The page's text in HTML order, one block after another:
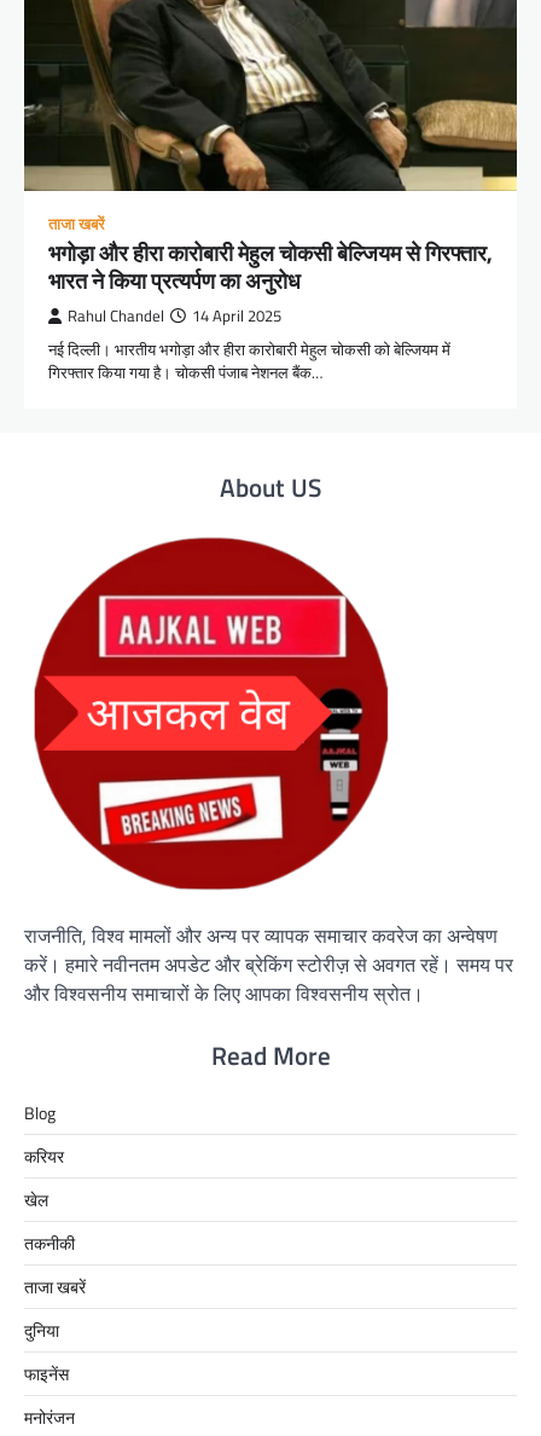
ताजा खबरें
भगोड़ा और हीरा कारोबारी मेहुल चोकसी बेल्जियम से गिरफ्तार,
भारत ने किया प्रत्यर्पण का अनुरोध
Rahul Chandel 14 April 2025
नई दिल्ली। भारतीय भगोड़ा और हीरा कारोबारी मेहुल चोकसी को बेल्जियम में
गिरफ्तार किया गया है। चोकसी पंजाब नेशनल बैंक…
About US
राजनीति, विश्व मामलों और अन्य पर व्यापक समाचार कवरेज का अन्वेषण
करें। हमारे नवीनतम अपडेट और ब्रेकिंग स्टोरीज़ से अवगत रहें। समय पर
और विश्वसनीय समाचारों के लिए आपका विश्वसनीय स्रोत।
Read More
Blog
करियर
खेल
तकनीकी
ताजा खबरें
दुनिया
फाइनेंस
मनोरंजन